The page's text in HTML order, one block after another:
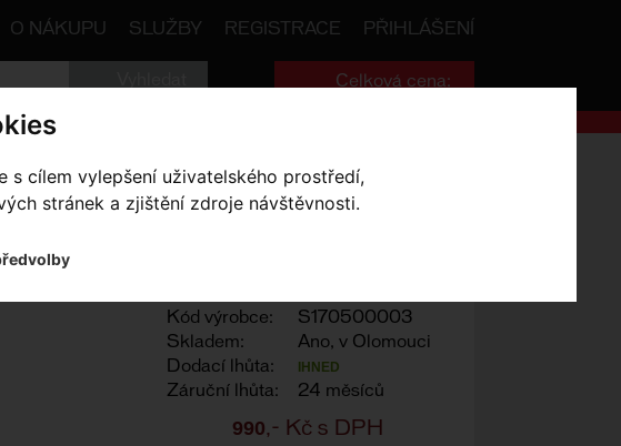
cílem vylepšení uživatelského prostředí,
stránek a zjištění zdroje návštěvnosti.
O NÁKUPU SLUŽBY REGISTRACE PŘIHLÁŠENÍ
Celková cena:
FOR CARBON SPIDER
Kód výrobce:
S170500003
Skladem:
Ano, v Olomouci
Dodací lhůta:
IHNED
Záruční lhůta: 24 měsíců
990,- Kč s DPH